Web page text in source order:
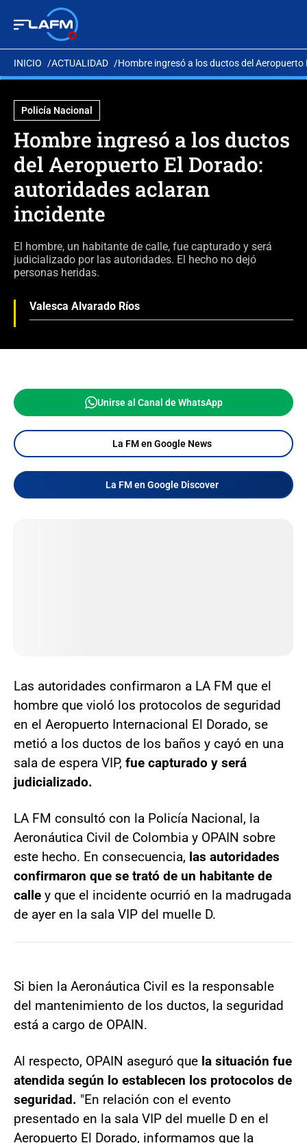
INICIO ACTUALIDAD Hombre ingresó a los ductos del
Policía Nacional
Hombre ingresó a los ductos
del Aeropuerto El Dorado:
autoridades aclaran
incidente
El hombre, un habitante de calle, fue capturado y será
judicializado por las autoridades. El hecho no dejó
personas heridas.
Valesca Alvarado Ríos
Unirse al Canal de WhatsApp
La FM en Google News
La FM en Google Discover
Las autoridades confirmaron a LA FM que el
hombre que violó los protocolos de seguridad
en el Aeropuerto Internacional El Dorado, se
metió a los ductos de los baños y cayó en una
sala de espera VIP, fue capturado y será
judicializado.
LA FM consultó con la Policía Nacional, la
Aeronáutica Civil de Colombia y OPAIN sobre
este hecho. En consecuencia, las autoridades
confirmaron que se trató de un habitante de
calle y que el incidente ocurrió en la madrugada
de ayer en la sala VIP del muelle D.
Si bien la Aeronáutica Civil es la responsable
del mantenimiento de los ductos, la seguridad
está a cargo de OPAIN.
Al respecto, OPAIN aseguró que la situación fue
atendida según lo establecen los protocolos de
seguridad. "En relación con el evento
presentado en la sala VIP del muelle D en el
Aeropuerto El Dorado, informamos que la